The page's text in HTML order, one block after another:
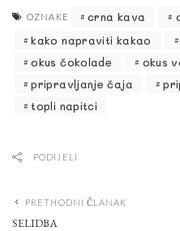
OZNAKE crna kava
kako napraviti kakao
okus čokolade
okus
pripravljanje čaja
topli napitci
PODIJELI
PRETHODNI ČLANAK
SELIDBA